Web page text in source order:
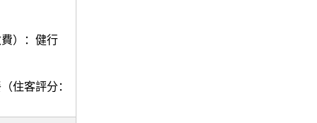
）：健行
住客評分：